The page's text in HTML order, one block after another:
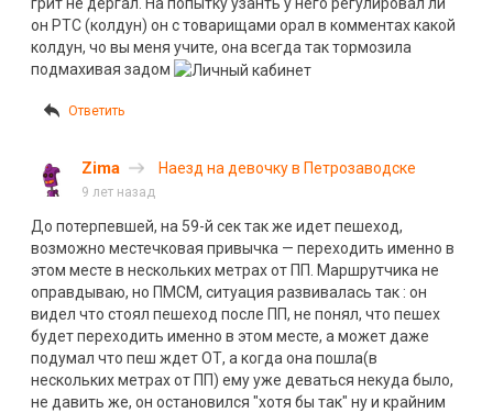
он РТС (колдун) он с товарищами орал в комментах какой
колдун, чо вы меня учите, она всегда так тормозила
подмахивая задом
Ответить
Zima Наезд на девочку в Петрозаводске
9 лет назад
До потерпевшей, на 59-й сек так же идет пешеход,
возможно местечковая привычка — переходить именно в
этом месте в нескольких метрах от ПП. Маршрутчика не
оправдываю, но ПМСМ, ситуация развивалась так : он
видел что стоял пешеход после ПП, не понял, что пешех
будет переходить именно в этом месте, а может даже
подумал что пеш ждет ОТ, а когда она пошла(в
нескольких метрах от ПП) ему уже деваться некуда было,
не давить же, он остановился "хотя бы так" ну и крайним